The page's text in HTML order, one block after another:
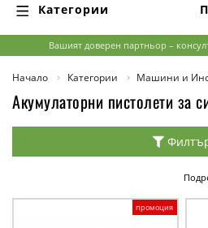
Категории
Вашият доверен партньор –
Начало Категории Машини и
Акумулаторни пистолети за
промоция